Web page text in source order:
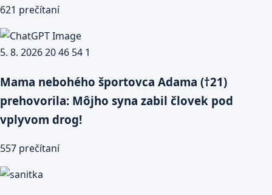
621 prečítaní
Mama nebohého športovca Adama (†21)
prehovorila: Môjho syna zabil človek pod
vplyvom drog!
557 prečítaní